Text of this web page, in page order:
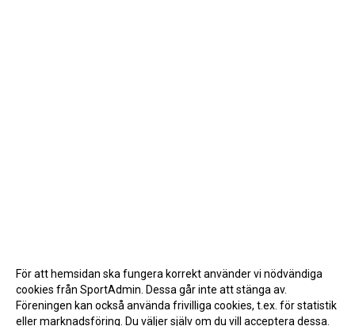
För att hemsidan ska fungera korrekt använder vi nödvändiga
cookies från SportAdmin. Dessa går inte att stänga av.
Föreningen kan också använda frivilliga cookies, t.ex. för statistik
eller marknadsföring. Du väljer själv om du vill acceptera dessa.